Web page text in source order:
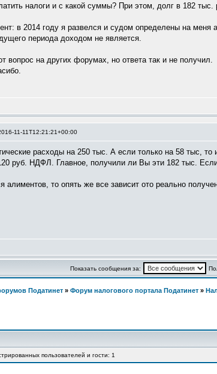
налоги и с какой суммы? При этом, долг в 182
в 2014 году я развелся и судом определены на
периода доходом не является.
вопрос на других форумах, но ответа так и не получил.
11-11T12:21:21+00:00
расходы на 250 тыс. А если только на 58 тыс, то
руб. НДФЛ. Главное, получили ли Вы эти 182 тыс. Если
алиментов, то опять же все зависит ото реально
Показать сообщения за:
Податинет » Форум налогового портала Податинет »
пользователей и гости: 1